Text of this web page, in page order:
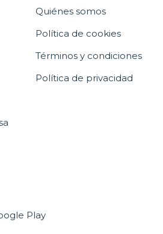
Quiénes somos
Política de cookies
Términos y condiciones
Política de privacidad
Play